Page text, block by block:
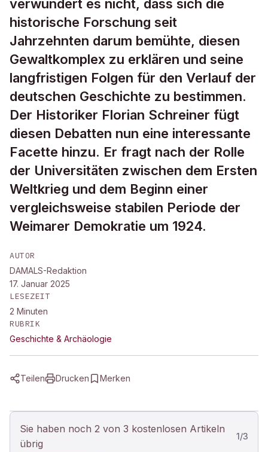
verwundert es nicht, dass sich die
historische Forschung seit
Jahrzehnten darum bemühte, diesen
Gewaltkomplex zu erklären und seine
langfristigen Folgen für den Verlauf der
deutschen Geschichte zu bestimmen.
Der Historiker Florian Schreiner fügt
diesen Debatten nun eine interessante
Facette hinzu. Er fragt nach der Rolle
der Universitäten zwischen dem Ersten
Weltkrieg und dem Beginn einer
vergleichsweise stabilen Periode der
Weimarer Demokratie um 1924.
AUTOR
DAMALS-Redaktion
17. Januar 2025
LESEZEIT
2 Minuten
RUBRIK
Geschichte & Archäologie
Teilen Drucken Merken
Sie haben noch 2 von 3 kostenlosen Artikeln
übrig
1/3